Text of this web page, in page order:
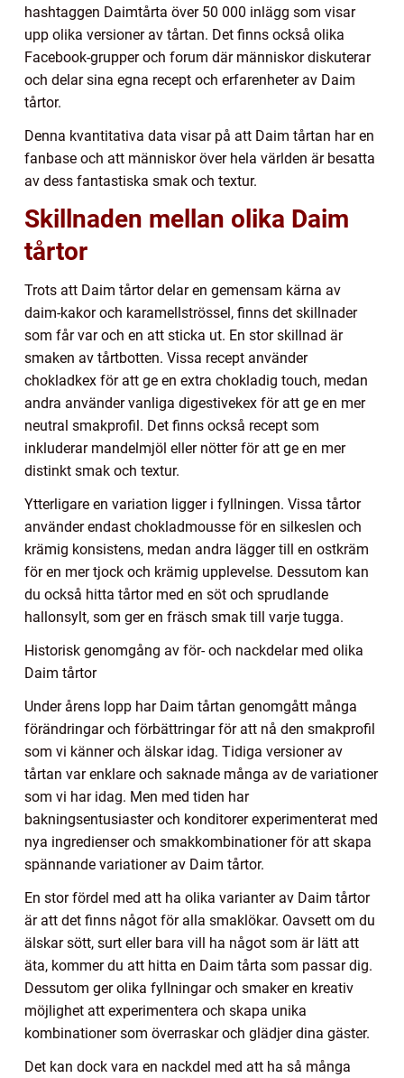
hashtaggen Daimtårta över 50 000 inlägg som visar
upp olika versioner av tårtan. Det finns också olika
Facebook-grupper och forum där människor diskuterar
och delar sina egna recept och erfarenheter av Daim
tårtor.
Denna kvantitativa data visar på att Daim tårtan har en
fanbase och att människor över hela världen är besatta
av dess fantastiska smak och textur.
Skillnaden mellan olika Daim
tårtor
Trots att Daim tårtor delar en gemensam kärna av
daim-kakor och karamellströssel, finns det skillnader
som får var och en att sticka ut. En stor skillnad är
smaken av tårtbotten. Vissa recept använder
chokladkex för att ge en extra chokladig touch, medan
andra använder vanliga digestivekex för att ge en mer
neutral smakprofil. Det finns också recept som
inkluderar mandelmjöl eller nötter för att ge en mer
distinkt smak och textur.
Ytterligare en variation ligger i fyllningen. Vissa tårtor
använder endast chokladmousse för en silkeslen och
krämig konsistens, medan andra lägger till en ostkräm
för en mer tjock och krämig upplevelse. Dessutom kan
du också hitta tårtor med en söt och sprudlande
hallonsylt, som ger en fräsch smak till varje tugga.
Historisk genomgång av för- och nackdelar med olika
Daim tårtor
Under årens lopp har Daim tårtan genomgått många
förändringar och förbättringar för att nå den smakprofil
som vi känner och älskar idag. Tidiga versioner av
tårtan var enklare och saknade många av de variationer
som vi har idag. Men med tiden har
bakningsentusiaster och konditorer experimenterat med
nya ingredienser och smakkombinationer för att skapa
spännande variationer av Daim tårtor.
En stor fördel med att ha olika varianter av Daim tårtor
är att det finns något för alla smaklökar. Oavsett om du
älskar sött, surt eller bara vill ha något som är lätt att
äta, kommer du att hitta en Daim tårta som passar dig.
Dessutom ger olika fyllningar och smaker en kreativ
möjlighet att experimentera och skapa unika
kombinationer som överraskar och glädjer dina gäster.
Det kan dock vara en nackdel med att ha så många